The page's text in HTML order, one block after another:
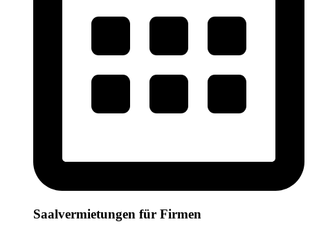
Saalvermietungen für Firmen